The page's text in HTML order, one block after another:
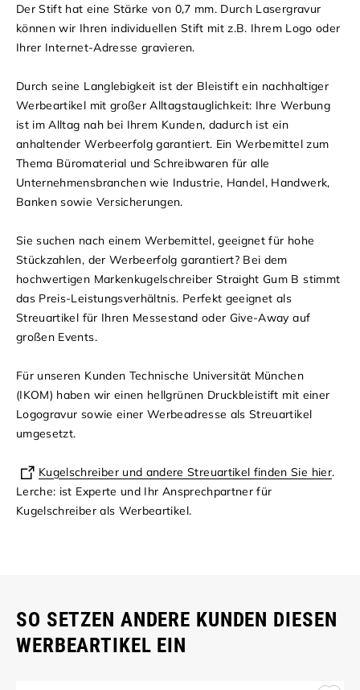
Der Stift hat eine Stärke von 0,7 mm. Durch Lasergravur
können wir Ihren individuellen Stift mit z.B. Ihrem Logo oder
Ihrer Internet-Adresse gravieren.
Durch seine Langlebigkeit ist der Bleistift ein nachhaltiger
Werbeartikel mit großer Alltagstauglichkeit: Ihre Werbung
ist im Alltag nah bei Ihrem Kunden, dadurch ist ein
anhaltender Werbeerfolg garantiert. Ein Werbemittel zum
Thema Büromaterial und Schreibwaren für alle
Unternehmensbranchen wie Industrie, Handel, Handwerk,
Banken sowie Versicherungen.
Sie suchen nach einem Werbemittel, geeignet für hohe
Stückzahlen, der Werbeerfolg garantiert? Bei dem
hochwertigen Markenkugelschreiber Straight Gum B stimmt
das Preis-Leistungsverhältnis. Perfekt geeignet als
Streuartikel für Ihren Messestand oder Give-Away auf
großen Events.
Für unseren Kunden Technische Universität München
(IKOM) haben wir einen hellgrünen Druckbleistift mit einer
Logogravur sowie einer Werbeadresse als Streuartikel
umgesetzt.
Kugelschreiber und andere Streuartikel finden Sie hier.
Lerche: ist Experte und Ihr Ansprechpartner für
Kugelschreiber als Werbeartikel.
SO SETZEN ANDERE KUNDEN DIESEN
WERBEARTIKEL EIN